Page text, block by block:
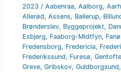
2023 /Aabenraa,Aalborg,
Allerød,Assens, Ballerup,
Brønderslev, Byggeprojekt,
Esbjerg, Faaborg-Midtfyn, Fanø
Fredensborg, Fredericia,
Frederikssund, Furesø,Gentofte
Greve,Gribskov,Guldborgsund,